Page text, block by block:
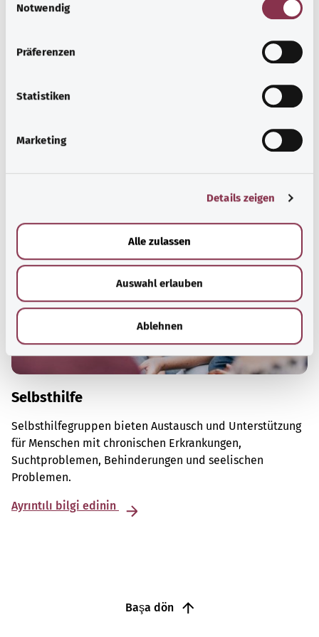
Notwendig
Präferenzen
Statistiken
Marketing
Details zeigen
Alle zulassen
Auswahl erlauben
Ablehnen
Gesundheitsthemen.
Ayrıntılı bilgi edinin
Selbsthilfe
Selbsthilfegruppen bieten Austausch und Unterstützung
für Menschen mit chronischen Erkrankungen,
Suchtproblemen, Behinderungen und seelischen
Problemen.
Ayrıntılı bilgi edinin
Başa dön